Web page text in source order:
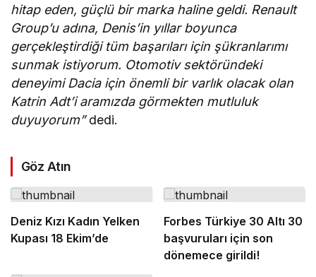
hitap eden, güçlü bir marka haline geldi. Renault
Group’u adına, Denis’in yıllar boyunca
gerçekleştirdiği tüm başarıları için şükranlarımı
sunmak istiyorum. Otomotiv sektöründeki
deneyimi Dacia için önemli bir varlık olacak olan
Katrin Adt’i aramızda görmekten mutluluk
duyuyorum”dedi.
Göz Atın
Deniz Kızı Kadın Yelken
Kupası 18 Ekim’de
Forbes Türkiye 30 Altı 30
başvuruları için son
dönemece girildi!